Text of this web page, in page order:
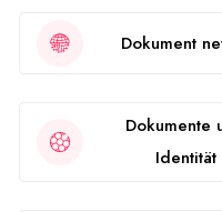
Dokument
Dokumente
Identität